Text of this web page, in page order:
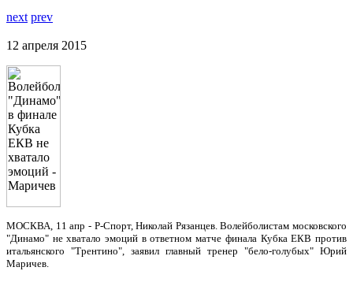
next prev
12 апреля 2015
МОСКВА, 11 апр - Р-Спорт, Николай Рязанцев. Волейболистам московского
"Динамо" не хватало эмоций в ответном матче финала Кубка ЕКВ против
итальянского "Трентино", заявил главный тренер "бело-голубых" Юрий
Маричев.